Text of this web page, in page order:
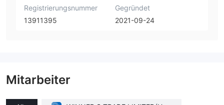
Registrierungsnummer
13911395
Gegründet
2021-09-24
Mitarbeiter